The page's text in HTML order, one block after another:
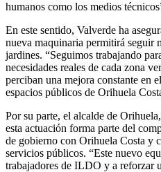
humanos como los medios
En este sentido, Valverde ha
nueva maquinaria permitirá seguir
jardines. “Seguimos trabajando
necesidades reales de cada zona
perciban una mejora constante en
espacios públicos de Orihuela
Por su parte, el alcalde de
esta actuación forma parte del
de gobierno con Orihuela Costa y
servicios públicos. “Este nuevo
trabajadores de ILDO y a reforzar